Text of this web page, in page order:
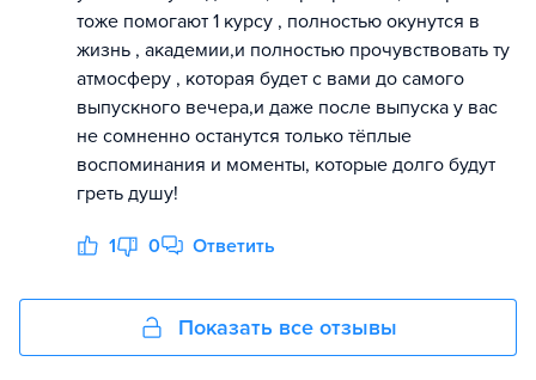
тоже помогают 1 курсу , полностью окунутся в
жизнь , академии,и полностью прочувствовать ту
атмосферу , которая будет с вами до самого
выпускного вечера,и даже после выпуска у вас
не сомненно останутся только тёплые
воспоминания и моменты, которые долго будут
греть душу!
1 0 Ответить
Показать все отзывы